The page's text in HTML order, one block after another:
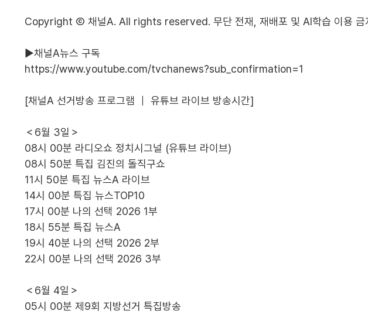
Copyright Ⓒ 채널A. All rights reserved. 무단 전재, 재배포 및 AI학습 이용 금
▶채널A뉴스 구독
https://www.youtube.com/tvchanews?sub_confirmation=1
[채널A 선거방송 프로그램 ｜ 유튜브 라이브 방송시간]
＜6월 3일＞
08시 00분 라디오쇼 정치시그널 (유튜브 라이브)
08시 50분 특집 김진의 돌직구쇼
11시 50분 특집 뉴스A 라이브
14시 00분 특집 뉴스TOP10
17시 00분 나의 선택 2026 1부
18시 55분 특집 뉴스A
19시 40분 나의 선택 2026 2부
22시 00분 나의 선택 2026 3부
＜6월 4일＞
05시 00분 제9회 지방선거 특집방송